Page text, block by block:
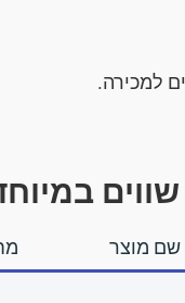
למכירה.
שם מוצר